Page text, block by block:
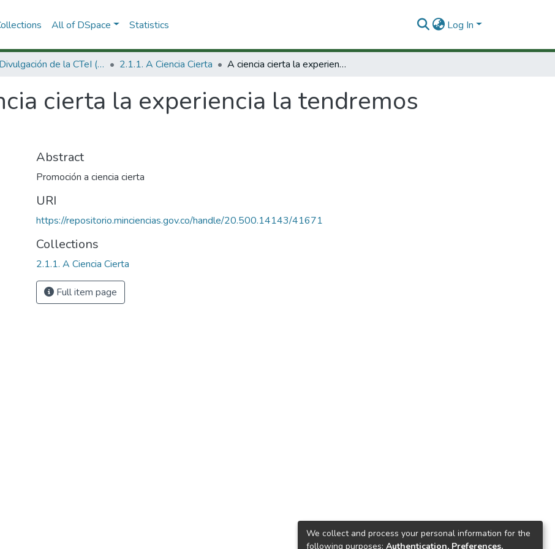
All of DSpace Statistics Log In
2.1 Divulgación de la CTeI (Nueva) 2.1.1. A Ciencia Cierta A ciencia cierta la experiencia la tendremos todos.
cierta la experiencia la tendremos
Abstract
Promoción a ciencia cierta
URI
https://repositorio.minciencias.gov.co/handle/20.500.14143/41671
Collections
2.1.1. A Ciencia Cierta
Full item page
We collect and process your personal information for the
following purposes: Authentication, Preferences,